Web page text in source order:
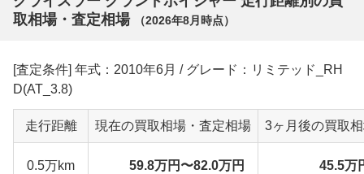
取相場・査定相場
（2026年8月 時点）
[査定条件] 年式：2010年6月 / グレード：リミテッド_RH
D(AT_3.8)
走行距離 現在の買取相場・査定相場 3ヶ月後の買取
0.5万km 59.8万円〜82.0万円 45.5万